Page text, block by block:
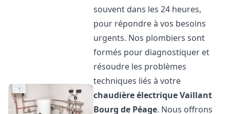
souvent dans les 24 heures,
pour répondre à vos besoins
urgents. Nos plombiers sont
formés pour diagnostiquer et
résoudre les problèmes
techniques liés à votre
chaudière électrique Vaillant
Bourg de Péage. Nous offrons